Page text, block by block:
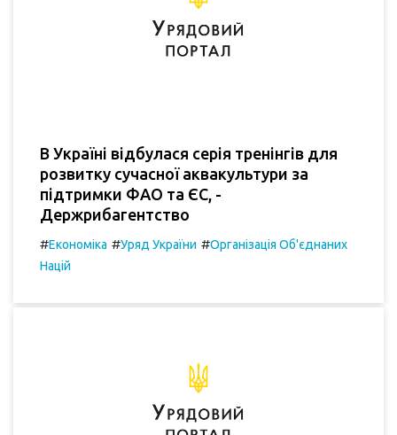
В Україні відбулася серія тренінгів для
розвитку сучасної аквакультури за
підтримки ФАО та ЄС, -
Держрибагентство
#Економіка #Уряд України #Організація Об'єднаних
Націй